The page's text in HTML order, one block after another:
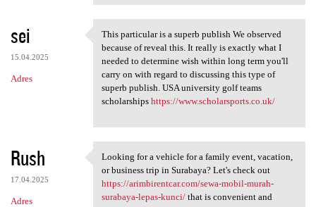
sei
15.04.2025
Adres
This particular is a superb
This particular is a superb publish We observed
because of reveal this. It really is exactly what I
needed to determine wish within long term you'll
carry on with regard to discussing this type of
superb publish. USA university golf teams
scholarships https://www.scholarsports.co.uk/
Rush
17.04.2025
Adres
Looking for a vehicle for a
Looking for a vehicle for a family event, vacation,
or business trip in Surabaya? Let's check out
https://arimbirentcar.com/sewa-mobil-murah-
surabaya-lepas-kunci/that is convenient and